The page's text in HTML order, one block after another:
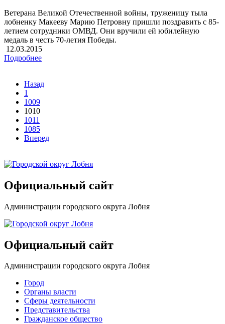
Ветерана Великой Отечественной войны, труженицу тыла
лобненку Макееву Марию Петровну пришли поздравить с 85-
летием сотрудники ОМВД. Они вручили ей юбилейную
медаль в честь 70-летия Победы.
12.03.2015
Подробнее
Назад
1
1009
1010
1011
1085
Вперед
Официальный сайт
Администрации городского округа Лобня
Официальный сайт
Администрации городского округа Лобня
Город
Органы власти
Сферы деятельности
Представительства
Гражданское общество